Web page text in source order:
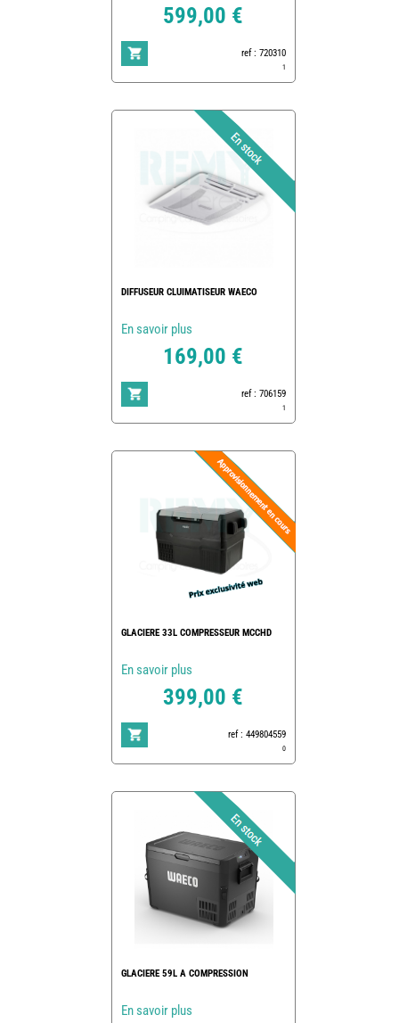
599,00 €
ref : 720310
1
DIFFUSEUR CLUIMATISEUR WAECO
En savoir plus
169,00 €
ref : 706159
1
GLACIERE 33L COMPRESSEUR MCCHD
En savoir plus
399,00 €
ref : 449804559
0
GLACIERE 59L A COMPRESSION
En savoir plus